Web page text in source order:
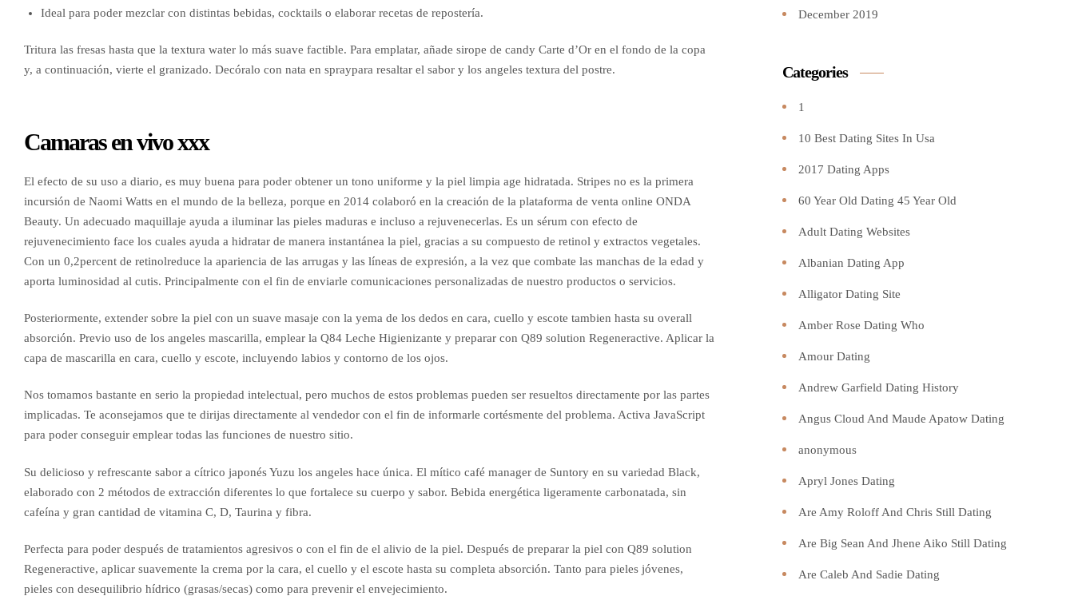
Ideal para poder mezclar con distintas bebidas, cocktails o elaborar recetas de repostería.
Tritura las fresas hasta que la textura water lo más suave factible. Para emplatar, añade sirope de candy Carte d’Or en el fondo de la copa
y, a continuación, vierte el granizado. Decóralo con nata en spraypara resaltar el sabor y los angeles textura del postre.
Camaras en vivo xxx
El efecto de su uso a diario, es muy buena para poder obtener un tono uniforme y la piel limpia age hidratada. Stripes no es la primera
incursión de Naomi Watts en el mundo de la belleza, porque en 2014 colaboró en la creación de la plataforma de venta online ONDA
Beauty. Un adecuado maquillaje ayuda a iluminar las pieles maduras e incluso a rejuvenecerlas. Es un sérum con efecto de
rejuvenecimiento face los cuales ayuda a hidratar de manera instantánea la piel, gracias a su compuesto de retinol y extractos vegetales.
Con un 0,2percent de retinolreduce la apariencia de las arrugas y las líneas de expresión, a la vez que combate las manchas de la edad y
aporta luminosidad al cutis. Principalmente con el fin de enviarle comunicaciones personalizadas de nuestro productos o servicios.
Posteriormente, extender sobre la piel con un suave masaje con la yema de los dedos en cara, cuello y escote tambien hasta su overall
absorción. Previo uso de los angeles mascarilla, emplear la Q84 Leche Higienizante y preparar con Q89 solution Regeneractive. Aplicar la
capa de mascarilla en cara, cuello y escote, incluyendo labios y contorno de los ojos.
Nos tomamos bastante en serio la propiedad intelectual, pero muchos de estos problemas pueden ser resueltos directamente por las partes
implicadas. Te aconsejamos que te dirijas directamente al vendedor con el fin de informarle cortésmente del problema. Activa JavaScript
para poder conseguir emplear todas las funciones de nuestro sitio.
Su delicioso y refrescante sabor a cítrico japonés Yuzu los angeles hace única. El mítico café manager de Suntory en su variedad Black,
elaborado con 2 métodos de extracción diferentes lo que fortalece su cuerpo y sabor. Bebida energética ligeramente carbonatada, sin
cafeína y gran cantidad de vitamina C, D, Taurina y fibra.
Perfecta para poder después de tratamientos agresivos o con el fin de el alivio de la piel. Después de preparar la piel con Q89 solution
Regeneractive, aplicar suavemente la crema por la cara, el cuello y el escote hasta su completa absorción. Tanto para pieles jóvenes,
pieles con desequilibrio hídrico (grasas/secas) como para prevenir el envejecimiento.
December 2019
Categories
1
10 Best Dating Sites In Usa
2017 Dating Apps
60 Year Old Dating 45 Year Old
Adult Dating Websites
Albanian Dating App
Alligator Dating Site
Amber Rose Dating Who
Amour Dating
Andrew Garfield Dating History
Angus Cloud And Maude Apatow Dating
anonymous
Apryl Jones Dating
Are Amy Roloff And Chris Still Dating
Are Big Sean And Jhene Aiko Still Dating
Are Caleb And Sadie Dating